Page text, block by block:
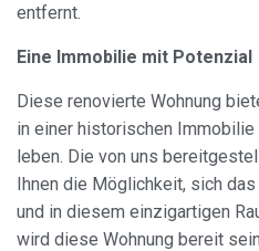
entfernt.
Eine Immobilie mit Potenzial
Diese renovierte Wohnung
in einer historischen
leben. Die von uns
Ihnen die Möglichkeit, sich
und in diesem einzigartigen
wird diese Wohnung bereit
Analytik und Anpassung
Sie ermöglichen die
von Cookies gesammelten
verwendet, um die Aktivität
Benutzernavigationsprofile zu
der Analyse der
Verbesserungen einzuführen.
Präferenzinformationen des
die Qualität unserer
durch empfohlene Produkte
bieten.